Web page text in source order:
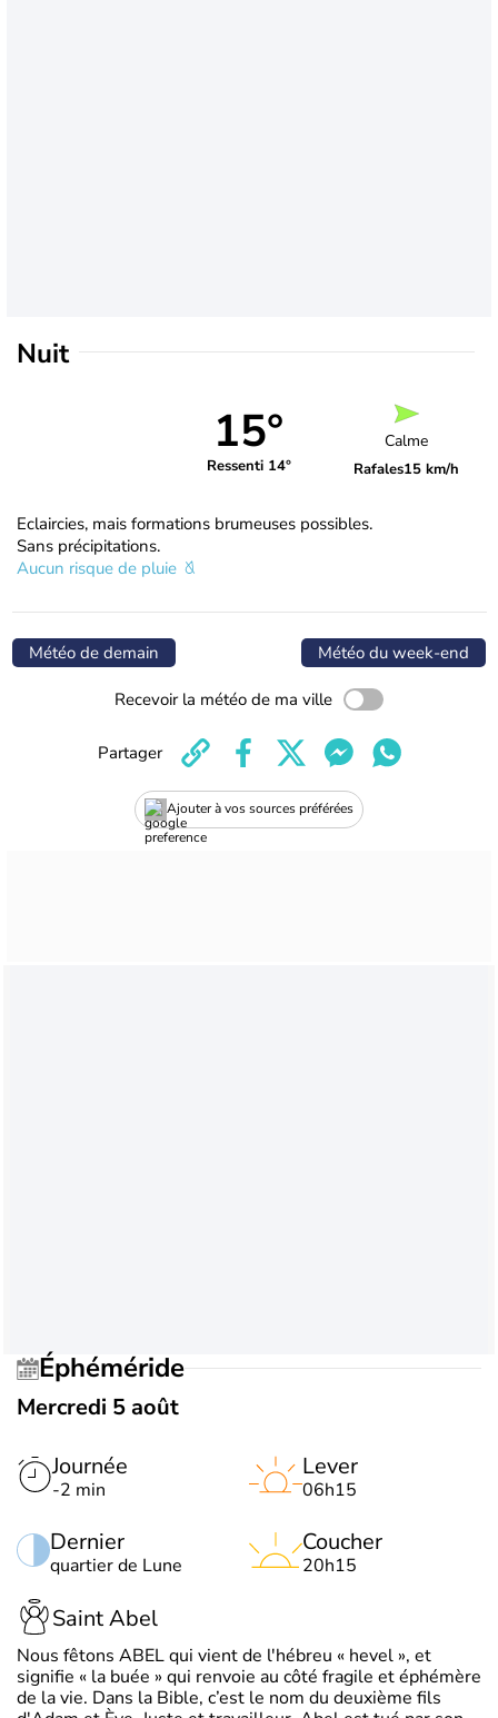
Nuit
15°
Ressenti 14°
Calme
Rafales15 km/h
Eclaircies, mais formations brumeuses possibles.
Sans précipitations.
Aucun risque de pluie
Météo de demain Météo du week-end
Recevoir la météo de ma ville
Ajouter à vos sources préférées
Partager
Éphéméride
Mercredi 5 août
Journée
-2 min
Dernier
quartier de Lune
Lever
06h15
Coucher
20h15
Saint Abel
Nous fêtons ABEL qui vient de l'hébreu « hevel », et
signifie « la buée » qui renvoie au côté fragile et éphémère
de la vie. Dans la Bible, c’est le nom du deuxième fils